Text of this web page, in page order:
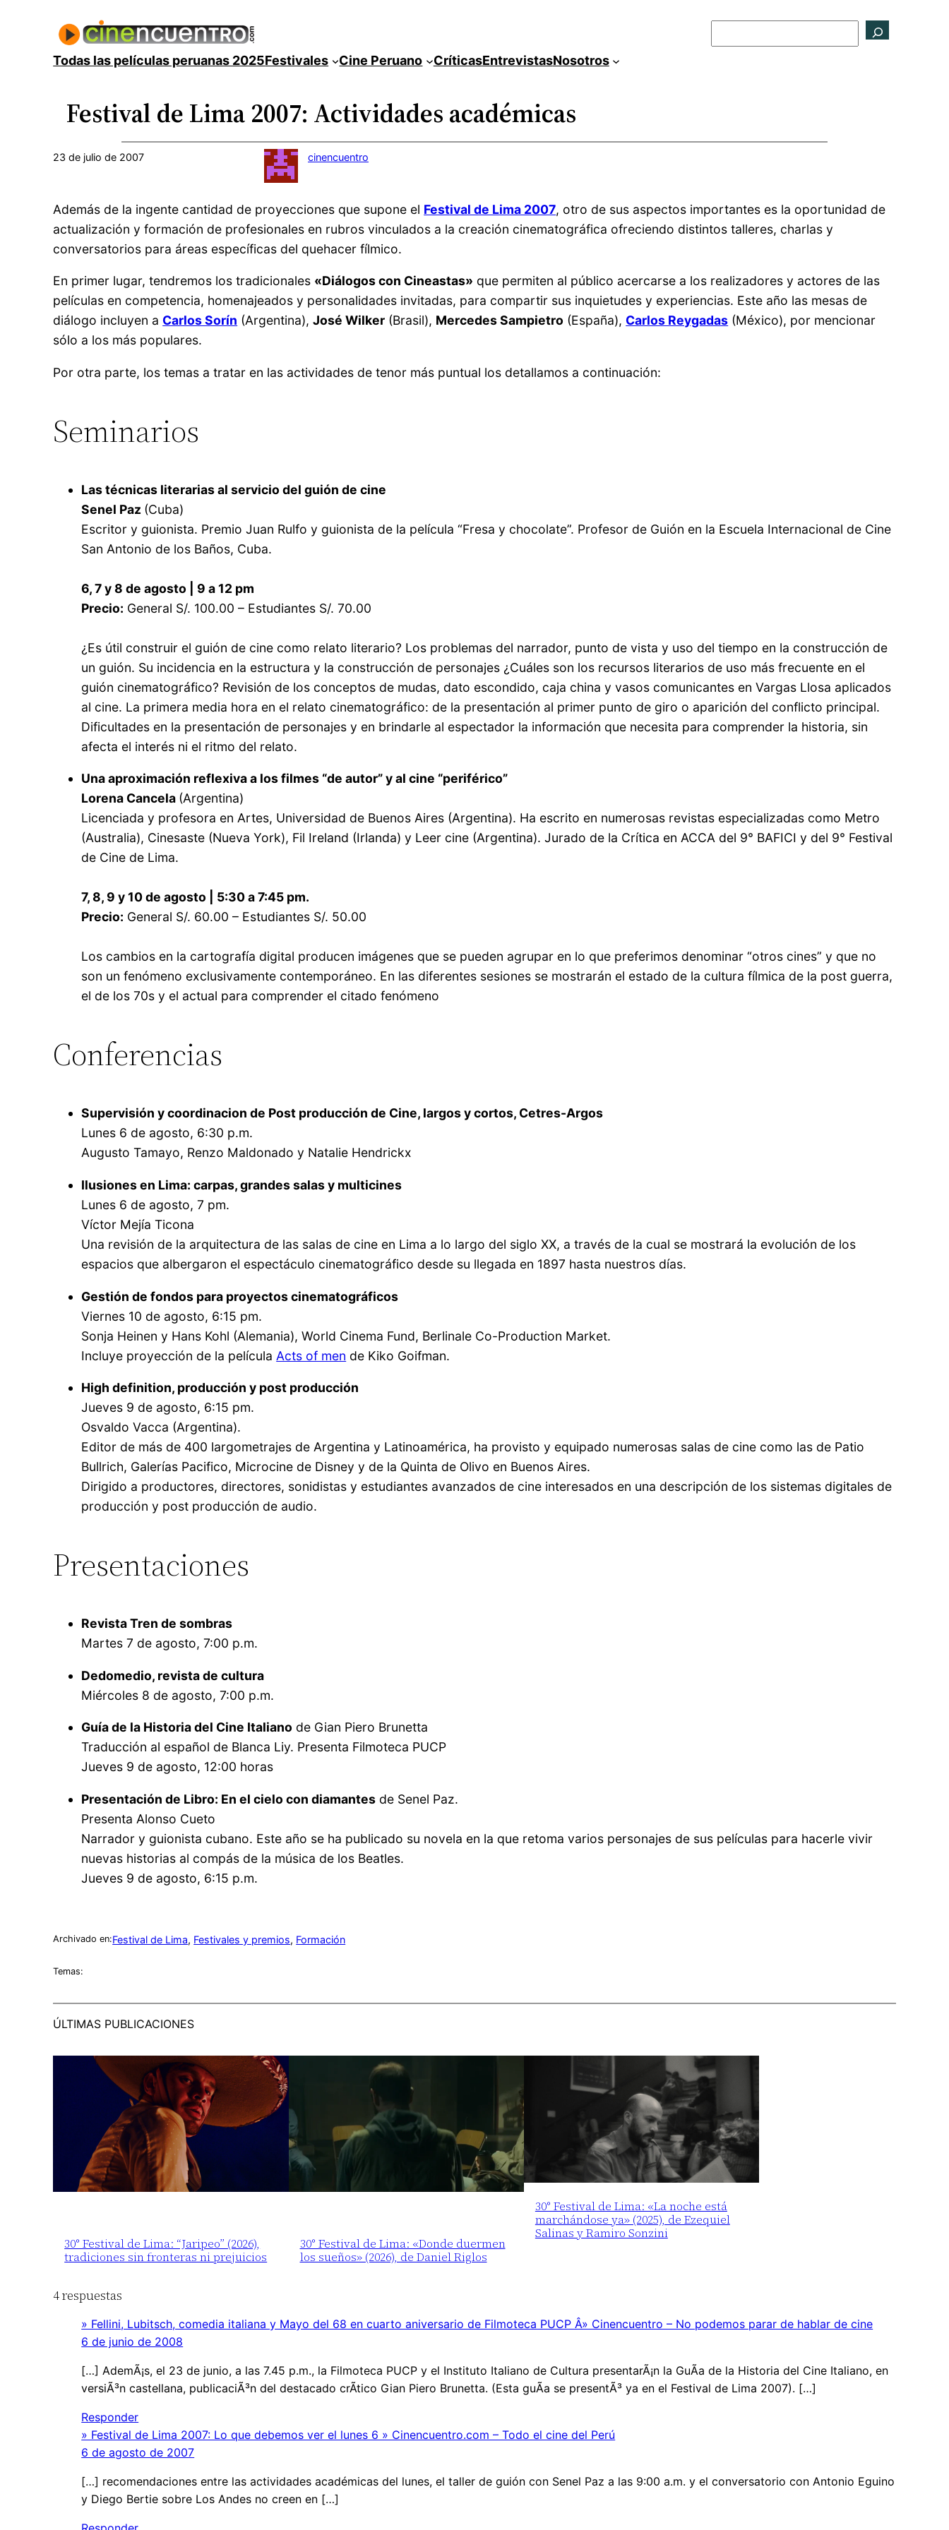
contenidoTodas las películas peruanas 2025Festivales Cine Peruano CríticasEntrevistasNosotros
Festival de Lima 2007: Actividades académicas
23 de julio de 2007 cinencuentro
Además de la ingente cantidad de proyecciones que supone el Festival de Lima 2007, otro de sus aspectos importantes es la oportunidad de
actualización y formación de profesionales en rubros vinculados a la creación cinematográfica ofreciendo distintos talleres, charlas y
conversatorios para áreas específicas del quehacer fílmico.
En primer lugar, tendremos los tradicionales «Diálogos con Cineastas» que permiten al público acercarse a los realizadores y actores de las
películas en competencia, homenajeados y personalidades invitadas, para compartir sus inquietudes y experiencias. Este año las mesas de
diálogo incluyen a Carlos Sorín (Argentina),José Wilker (Brasil), Mercedes Sampietro (España), Carlos Reygadas (México), por mencionar
sólo a los más populares.
Por otra parte, los temas a tratar en las actividades de tenor más puntual los detallamos a continuación:
Seminarios
Las técnicas literarias al servicio del guión de cine
Senel Paz (Cuba)
Escritor y guionista. Premio Juan Rulfo y guionista de la película “Fresa y chocolate”. Profesor de Guión en la Escuela Internacional de Cine
San Antonio de los Baños, Cuba.
6, 7 y 8 de agosto | 9 a 12 pm
Precio: General S/. 100.00 – Estudiantes S/. 70.00
¿Es útil construir el guión de cine como relato literario? Los problemas del narrador, punto de vista y uso del tiempo en la construcción de
un guión. Su incidencia en la estructura y la construcción de personajes ¿Cuáles son los recursos literarios de uso más frecuente en el
guión cinematográfico? Revisión de los conceptos de mudas, dato escondido, caja china y vasos comunicantes en Vargas Llosa aplicados
al cine. La primera media hora en el relato cinematográfico: de la presentación al primer punto de giro o aparición del conflicto principal.
Dificultades en la presentación de personajes y en brindarle al espectador la información que necesita para comprender la historia, sin
afecta el interés ni el ritmo del relato.
Una aproximación reflexiva a los filmes “de autor” y al cine “periférico”
Lorena Cancela (Argentina)
Licenciada y profesora en Artes, Universidad de Buenos Aires (Argentina). Ha escrito en numerosas revistas especializadas como Metro
(Australia), Cinesaste (Nueva York), Fil Ireland (Irlanda) y Leer cine (Argentina). Jurado de la Crítica en ACCA del 9° BAFICI y del 9° Festival
de Cine de Lima.
7, 8, 9 y 10 de agosto | 5:30 a 7:45 pm.
Precio: General S/. 60.00 – Estudiantes S/. 50.00
Los cambios en la cartografía digital producen imágenes que se pueden agrupar en lo que preferimos denominar “otros cines” y que no
son un fenómeno exclusivamente contemporáneo. En las diferentes sesiones se mostrarán el estado de la cultura fílmica de la post guerra,
el de los 70s y el actual para comprender el citado fenómeno
Conferencias
Supervisión y coordinacion de Post producción de Cine, largos y cortos, Cetres-Argos
Lunes 6 de agosto, 6:30 p.m.
Augusto Tamayo, Renzo Maldonado y Natalie Hendrickx
Ilusiones en Lima: carpas, grandes salas y multicines
Lunes 6 de agosto, 7 pm.
Víctor Mejía Ticona
Una revisión de la arquitectura de las salas de cine en Lima a lo largo del siglo XX, a través de la cual se mostrará la evolución de los
espacios que albergaron el espectáculo cinematográfico desde su llegada en 1897 hasta nuestros días.
Gestión de fondos para proyectos cinematográficos
Viernes 10 de agosto, 6:15 pm.
Sonja Heinen y Hans Kohl (Alemania), World Cinema Fund, Berlinale Co-Production Market.
Incluye proyección de la película Acts of men de Kiko Goifman.
High definition, producción y post producción
Jueves 9 de agosto, 6:15 pm.
Osvaldo Vacca (Argentina).
Editor de más de 400 largometrajes de Argentina y Latinoamérica, ha provisto y equipado numerosas salas de cine como las de Patio
Bullrich, Galerías Pacifico, Microcine de Disney y de la Quinta de Olivo en Buenos Aires.
Dirigido a productores, directores, sonidistas y estudiantes avanzados de cine interesados en una descripción de los sistemas digitales de
producción y post producción de audio.
Presentaciones
Revista Tren de sombras
Martes 7 de agosto, 7:00 p.m.
Dedomedio, revista de cultura
Miércoles 8 de agosto, 7:00 p.m.
Guía de la Historia del Cine Italiano de Gian Piero Brunetta
Traducción al español de Blanca Liy. Presenta Filmoteca PUCP
Jueves 9 de agosto, 12:00 horas
Presentación de Libro: En el cielo con diamantes de Senel Paz.
Presenta Alonso Cueto
Narrador y guionista cubano. Este año se ha publicado su novela en la que retoma varios personajes de sus películas para hacerle vivir
nuevas historias al compás de la música de los Beatles.
Jueves 9 de agosto, 6:15 p.m.
Archivado en:Festival de Lima, Festivales y premios, Formación
Temas:
ÚLTIMAS PUBLICACIONES
30° Festival de Lima: “Jaripeo” (2026),
tradiciones sin fronteras ni prejuicios
30° Festival de Lima: «Donde duermen
los sueños» (2026), de Daniel Riglos
30° Festival de Lima: «La noche está
marchándose ya» (2025), de Ezequiel
Salinas y Ramiro Sonzini
4 respuestas
» Fellini, Lubitsch, comedia italiana y Mayo del 68 en cuarto aniversario de Filmoteca PUCP Â» Cinencuentro – No podemos parar de hablar de cine
6 de junio de 2008
[…] AdemÃ¡s, el 23 de junio, a las 7.45 p.m., la Filmoteca PUCP y el Instituto Italiano de Cultura presentarÃ¡n la GuÃ­a de la Historia del Cine Italiano, en
versiÃ³n castellana, publicaciÃ³n del destacado crÃ­tico Gian Piero Brunetta. (Esta guÃ­a se presentÃ³ ya en el Festival de Lima 2007). […]
Responder
» Festival de Lima 2007: Lo que debemos ver el lunes 6 » Cinencuentro.com – Todo el cine del Perú
6 de agosto de 2007
[…] recomendaciones entre las actividades académicas del lunes, el taller de guión con Senel Paz a las 9:00 a.m. y el conversatorio con Antonio Eguino
y Diego Bertie sobre Los Andes no creen en […]